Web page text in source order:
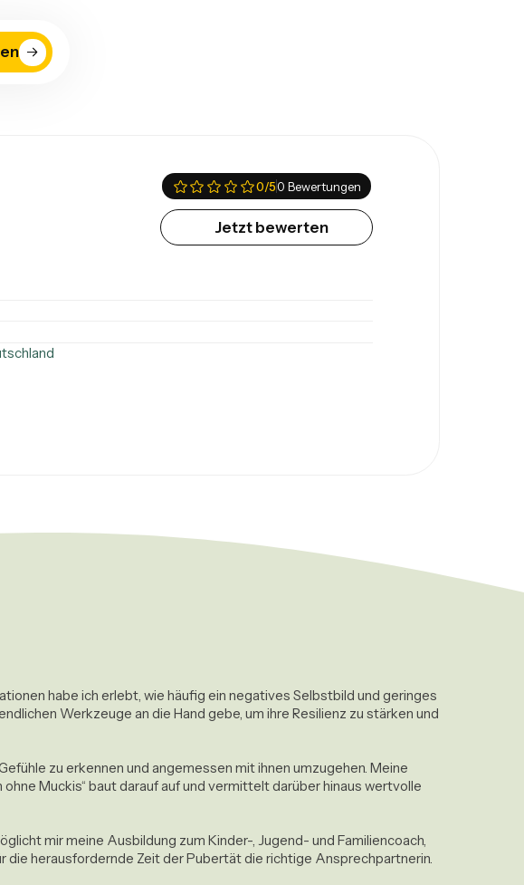
0/50 Bewertungen
Jetzt bewerten
habe ich erlebt, wie häufig ein negatives Selbstbild und geringes
Werkzeuge an die Hand gebe, um ihre Resilienz zu stärken und
zu erkennen und angemessen mit ihnen umzugehen. Meine
Muckis“ baut darauf auf und vermittelt darüber hinaus wertvolle
mir meine Ausbildung zum Kinder-, Jugend- und Familiencoach,
die herausfordernde Zeit der Pubertät die richtige Ansprechpartnerin.